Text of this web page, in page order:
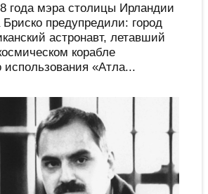
года мэра столицы Ирландии
предупредили: город
астронавт, летавший
корабле
использования «Атла...